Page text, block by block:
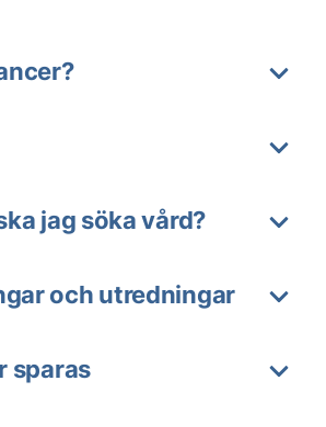
jag söka vård?
och utredningar
sparas